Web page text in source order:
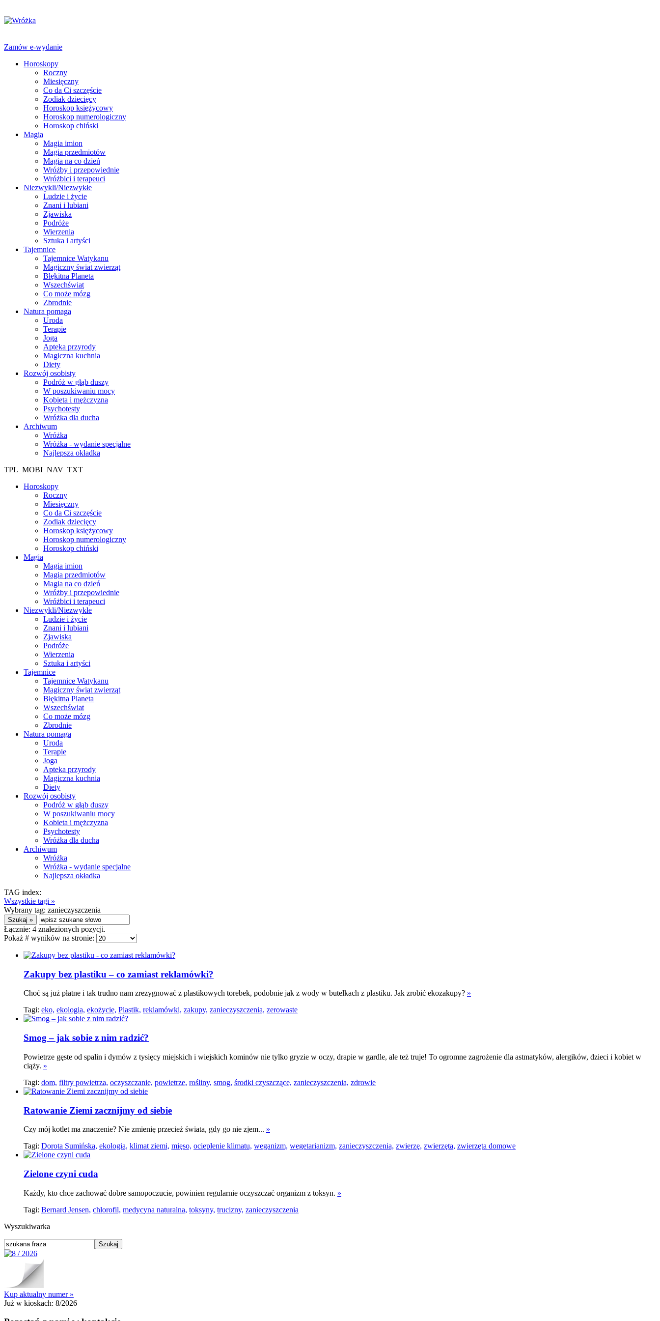
Zamów e-wydanie
Horoskopy
Roczny
Miesięczny
Co da Ci szczęście
Zodiak dziecięcy
Horoskop księżycowy
Horoskop numerologiczny
Horoskop chiński
Magia
Magia imion
Magia przedmiotów
Magia na co dzień
Wróżby i przepowiednie
Wróżbici i terapeuci
Niezwykli/Niezwykłe
Ludzie i życie
Znani i lubiani
Zjawiska
Podróże
Wierzenia
Sztuka i artyści
Tajemnice
Tajemnice Watykanu
Magiczny świat zwierząt
Błękitna Planeta
Wszechświat
Co może mózg
Zbrodnie
Natura pomaga
Uroda
Terapie
Joga
Apteka przyrody
Magiczna kuchnia
Diety
Rozwój osobisty
Podróż w głąb duszy
W poszukiwaniu mocy
Kobieta i mężczyzna
Psychotesty
Wróżka dla ducha
Archiwum
Wróżka
Wróżka - wydanie specjalne
Najlepsza okładka
TPL_MOBI_NAV_TXT
Horoskopy
Roczny
Miesięczny
Co da Ci szczęście
Zodiak dziecięcy
Horoskop księżycowy
Horoskop numerologiczny
Horoskop chiński
Magia
Magia imion
Magia przedmiotów
Magia na co dzień
Wróżby i przepowiednie
Wróżbici i terapeuci
Niezwykli/Niezwykłe
Ludzie i życie
Znani i lubiani
Zjawiska
Podróże
Wierzenia
Sztuka i artyści
Tajemnice
Tajemnice Watykanu
Magiczny świat zwierząt
Błękitna Planeta
Wszechświat
Co może mózg
Zbrodnie
Natura pomaga
Uroda
Terapie
Joga
Apteka przyrody
Magiczna kuchnia
Diety
Rozwój osobisty
Podróż w głąb duszy
W poszukiwaniu mocy
Kobieta i mężczyzna
Psychotesty
Wróżka dla ducha
Archiwum
Wróżka
Wróżka - wydanie specjalne
Najlepsza okładka
TAG index:
Wszystkie tagi »
Wybrany tag: zanieczyszczenia
Łącznie: 4 znalezionych pozycji.
Pokaż # wyników na stronie:
Zakupy bez plastiku – co zamiast reklamówki?
Choć są już płatne i tak trudno nam zrezygnować z plastikowych torebek, podobnie jak z wody w butelkach z plastiku. Jak zrobić ekozakupy? »
Tagi: eko, ekologia, ekożycie, Plastik, reklamówki, zakupy, zanieczyszczenia, zerowaste
Smog – jak sobie z nim radzić?
Powietrze gęste od spalin i dymów z tysięcy miejskich i wiejskich kominów nie tylko gryzie w oczy, drapie w gardle, ale też truje! To ogromne zagrożenie dla astmatyków, alergików, dzieci i kobiet w
ciąży. »
Tagi: dom, filtry powietrza, oczyszczanie, powietrze, rośliny, smog, środki czyszczące, zanieczyszczenia, zdrowie
Ratowanie Ziemi zacznijmy od siebie
Czy mój kotlet ma znaczenie? Nie zmienię przecież świata, gdy go nie zjem... »
Tagi: Dorota Sumińska, ekologia, klimat ziemi, mięso, ocieplenie klimatu, weganizm, wegetarianizm, zanieczyszczenia, zwierzę, zwierzęta, zwierzęta domowe
Zielone czyni cuda
Każdy, kto chce zachować dobre samopoczucie, powinien regularnie oczyszczać organizm z toksyn. »
Tagi: Bernard Jensen, chlorofil, medycyna naturalna, toksyny, trucizny, zanieczyszczenia
Wyszukiwarka
Kup aktualny numer »
Już w kioskach: 8/2026